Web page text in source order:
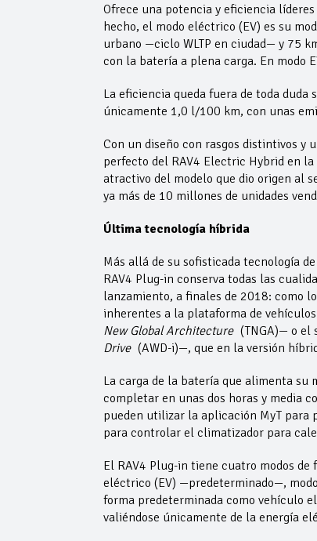
Ofrece una potencia y eficiencia
hecho, el modo eléctrico (EV) es su
urbano —ciclo WLTP en ciudad— y 75
con la batería a plena carga. En modo
La eficiencia queda fuera de toda duda
únicamente 1,0 l/100 km, con unas
Con un diseño con rasgos distintivos y
perfecto del RAV4 Electric Hybrid en
atractivo del modelo que dio origen al
ya más de 10 millones de unidades
Última tecnología híbrida
Más allá de su sofisticada tecnología
RAV4 Plug-in conserva todas las
lanzamiento, a finales de 2018: como
inherentes a la plataforma de
New Global Architecture (TNGA)— o el
Drive (AWD-i)—, que en la versión
La carga de la batería que alimenta su
completar en unas dos horas y media
pueden utilizar la aplicación MyT para
para controlar el climatizador para
El RAV4 Plug-in tiene cuatro modos
eléctrico (EV) —predeterminado—,
forma predeterminada como vehículo
valiéndose únicamente de la energía